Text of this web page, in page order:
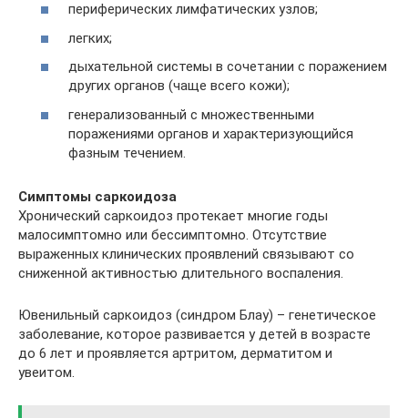
периферических лимфатических узлов;
легких;
дыхательной системы в сочетании с поражением
других органов (чаще всего кожи);
генерализованный с множественными
поражениями органов и характеризующийся
фазным течением.
Симптомы саркоидоза
Хронический саркоидоз протекает многие годы
малосимптомно или бессимптомно. Отсутствие
выраженных клинических проявлений связывают со
сниженной активностью длительного воспаления.
Ювенильный саркоидоз (синдром Блау) – генетическое
заболевание, которое развивается у детей в возрасте
до 6 лет и проявляется артритом, дерматитом и
увеитом.